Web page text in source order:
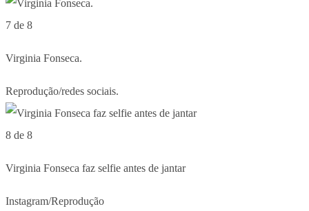
7 de 8
Virginia Fonseca.
Reprodução/redes sociais.
8 de 8
Virginia Fonseca faz selfie antes de jantar
Instagram/Reprodução